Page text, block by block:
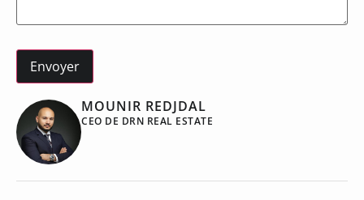
MOUNIR REDJDAL
CEO DE DRN REAL ESTATE